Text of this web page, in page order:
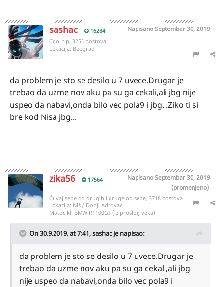
sashac 16284 NapisanoSeptembar 30, 2019
Cool tip, 3255 postova
Lokacija: Beograd
da problem je sto se desilo u 7 uvece.Drugar je
trebao da uzme nov aku pa su ga cekali,ali jbg nije
uspeo da nabavi,onda bilo vec pola9 i jbg...Ziko ti si
bre kod Nisa jbg...
zika56 17564 NapisanoSeptembar 30, 2019
(promenjeno)
Čuvaj sebe od drugih i druge od sebe, 3718 postova
Lokacija: Niš / Donji Adrovac
Motocikl: BMW R1100GS (iz prošlog veka)
On 30.9.2019. at 7:41,sashacje napisao:
da problem je sto se desilo u 7 uvece.Drugar je
trebao da uzme nov aku pa su ga cekali,ali jbg
nije uspeo da nabavi,onda bilo vec pola9 i